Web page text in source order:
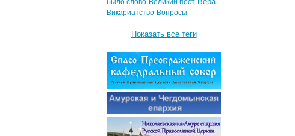
было слово Великий пост
Викариатство Вопросы
Показать все теги